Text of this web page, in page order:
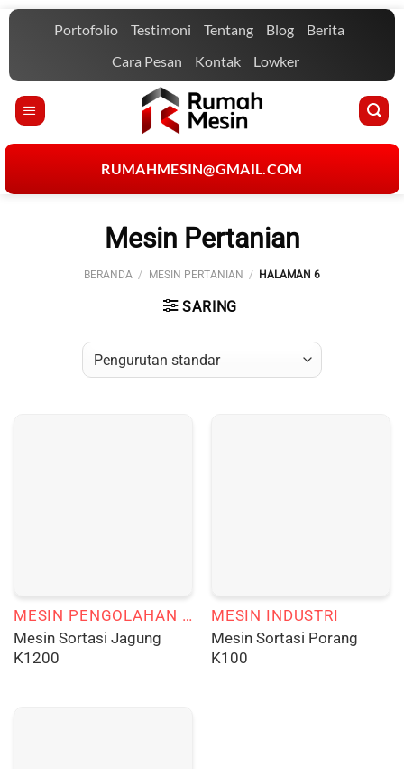
Skip
Portofolio Testimoni Tentang Blog
Berita
Cara Pesan
Kontak Lowker
RUMAHMESIN@GMAIL.COM
Mesin Pertanian
BERANDA / MESIN PERTANIAN / HALAMAN 6
SARING
MESIN PENGOLAHAN JAGUNG
Mesin Sortasi Jagung
K1200
MESIN INDUSTRI
Mesin Sortasi Porang
K100